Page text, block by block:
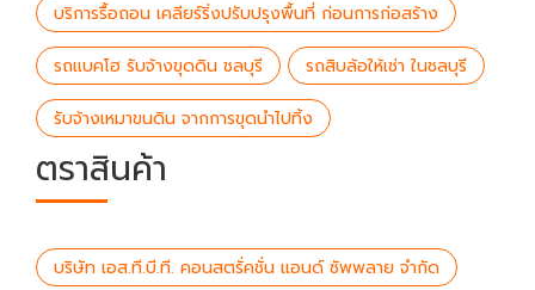
บริการรื้อถอน เคลียร์ริ่งปรับปรุงพื้นที่ ก่อนการก่อสร้าง
รถแบคโฮ รับจ้างขุดดิน ชลบุรี รถสิบล้อให้เช่า ในชลบุรี
รับจ้างเหมาขนดิน จากการขุดนำไปทิ้ง
ตราสินค้า
บริษัท เอส.ที.บี.ที. คอนสตรั่คชั่น แอนด์ ซัพพลาย จำกัด